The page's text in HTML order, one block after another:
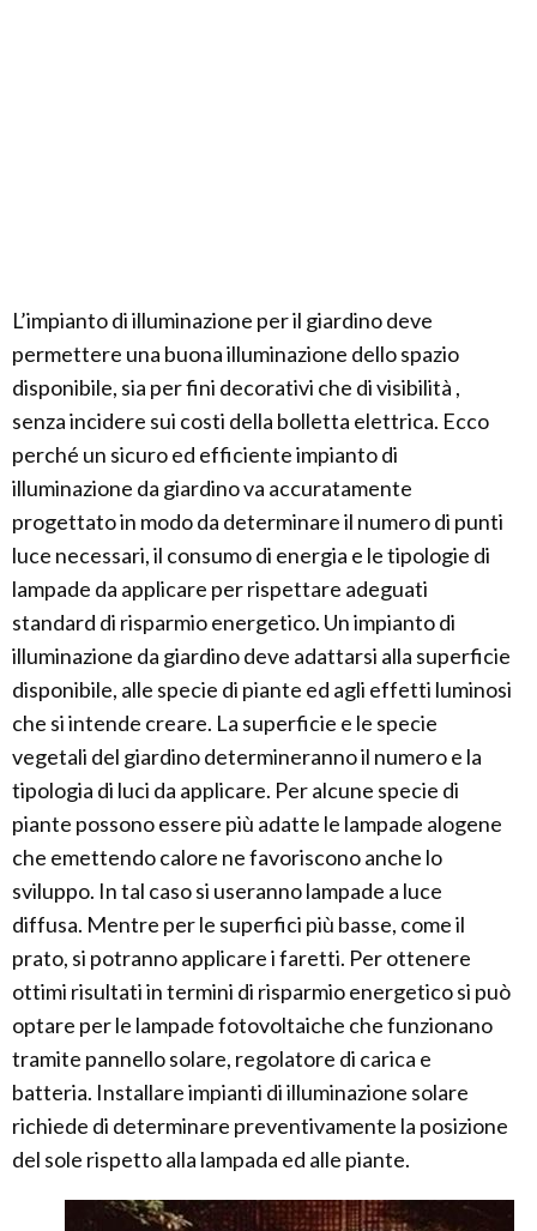
L’impianto di illuminazione per il giardino deve
permettere una buona illuminazione dello spazio
disponibile, sia per fini decorativi che di visibilità ,
senza incidere sui costi della bolletta elettrica. Ecco
perché un sicuro ed efficiente impianto di
illuminazione da giardino va accuratamente
progettato in modo da determinare il numero di punti
luce necessari, il consumo di energia e le tipologie di
lampade da applicare per rispettare adeguati
standard di risparmio energetico. Un impianto di
illuminazione da giardino deve adattarsi alla superficie
disponibile, alle specie di piante ed agli effetti luminosi
che si intende creare. La superficie e le specie
vegetali del giardino determineranno il numero e la
tipologia di luci da applicare. Per alcune specie di
piante possono essere più adatte le lampade alogene
che emettendo calore ne favoriscono anche lo
sviluppo. In tal caso si useranno lampade a luce
diffusa. Mentre per le superfici più basse, come il
prato, si potranno applicare i faretti. Per ottenere
ottimi risultati in termini di risparmio energetico si può
optare per le lampade fotovoltaiche che funzionano
tramite pannello solare, regolatore di carica e
batteria. Installare impianti di illuminazione solare
richiede di determinare preventivamente la posizione
del sole rispetto alla lampada ed alle piante.